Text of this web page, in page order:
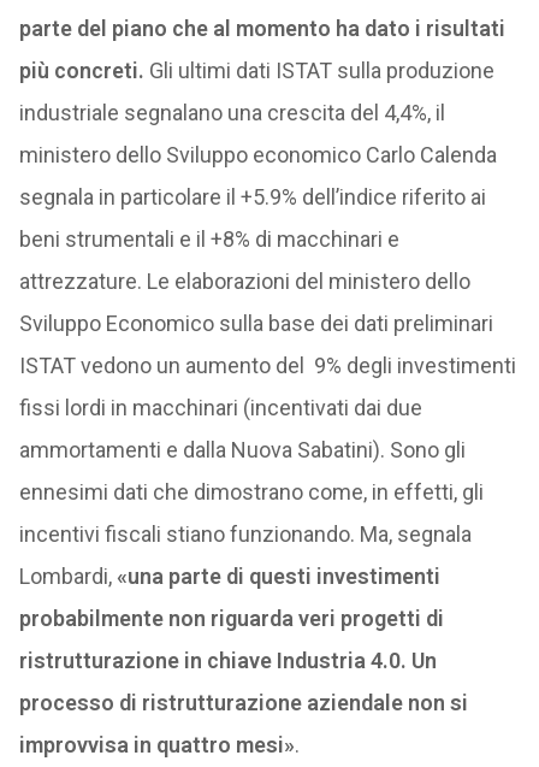
parte del piano che al momento ha dato i risultati
più concreti. Gli ultimi dati ISTAT sulla produzione
industriale segnalano una crescita del 4,4%, il
ministero dello Sviluppo economico Carlo Calenda
segnala in particolare il +5.9% dell’indice riferito ai
beni strumentali e il +8% di macchinari e
attrezzature. Le elaborazioni del ministero dello
Sviluppo Economico sulla base dei dati preliminari
ISTAT vedono un aumento del 9% degli investimenti
fissi lordi in macchinari (incentivati dai due
ammortamenti e dalla Nuova Sabatini). Sono gli
ennesimi dati che dimostrano come, in effetti, gli
incentivi fiscali stiano funzionando. Ma, segnala
Lombardi, «una parte di questi investimenti
probabilmente non riguarda veri progetti di
ristrutturazione in chiave Industria 4.0. Un
processo di ristrutturazione aziendale non si
improvvisa in quattro mesi».